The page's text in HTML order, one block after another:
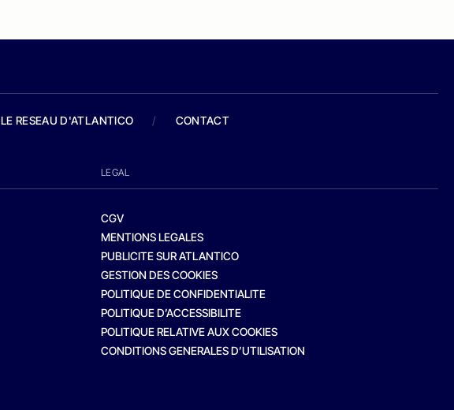
LE RESEAU D'ATLANTICO / CONTACT
LEGAL
CGV
MENTIONS LEGALES
PUBLICITE SUR ATLANTICO
GESTION DES COOKIES
POLITIQUE DE CONFIDENTIALITE
POLITIQUE D’ACCESSIBILITE
POLITIQUE RELATIVE AUX COOKIES
CONDITIONS GENERALES D’UTILISATION